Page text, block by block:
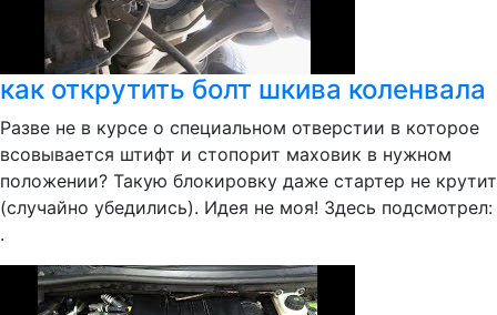
как открутить болт шкива коленвала
Разве не в курсе о специальном отверстии в которое
всовывается штифт и стопорит маховик в нужном
положении? Такую блокировку даже стартер не крутит
(случайно убедились). Идея не моя! Здесь подсмотрел:
.